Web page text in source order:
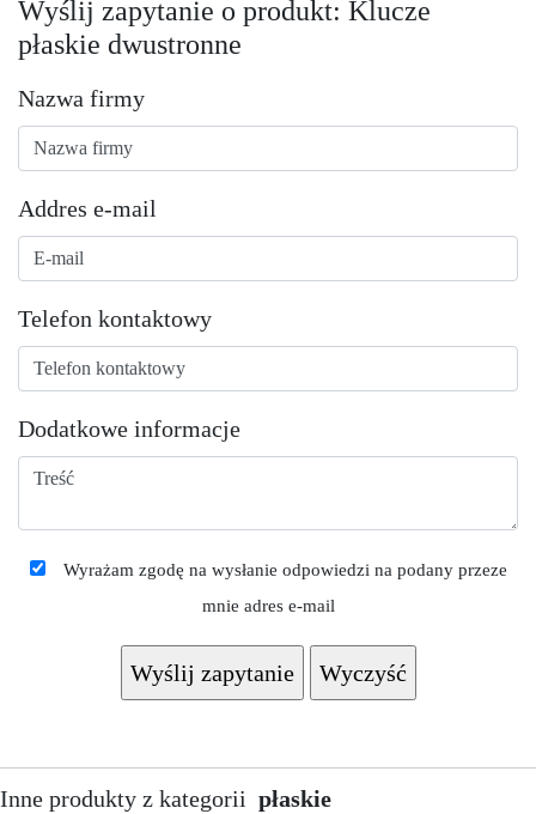
Wyślij zapytanie o produkt: Klucze
płaskie dwustronne
Nazwa firmy
Addres e-mail
Telefon kontaktowy
Dodatkowe informacje
Wyrażam zgodę na wysłanie odpowiedzi na podany przeze
mnie adres e-mail
Inne produkty z kategorii płaskie